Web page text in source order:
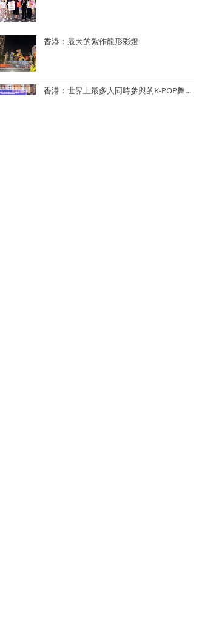
香港：最大的紮作龍形彩燈
香港：世界上最多人同時參與的K-POP舞蹈表演